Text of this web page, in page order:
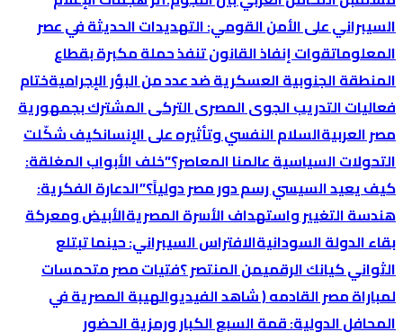
السيبراني على الأمن القومي: التهديدات الحديثة في عصر
المعلوماتقوات إنفاذ القانون تنفذ حملة مكبرة بقطاع
المنطقة الجنوبية العسكرية ضد عدد من البؤر الإجراميةختام
فعاليات التدريب الجوى المصرى التركى المشترك بجمهورية
مصر العربيةالسلام النفسي وتأثيره على الإنسانكيف شكّلت
التحولات السياسية عالمنا المعاصر؟​”خلف الأبواب المغلقة:
كيف يعيد السيسي رسم دور مصر دولياً؟”الدعارة الفكرية:
هندسة التغيير واستهداف الأسرة المصريةالأبيض ومعركة
بقاء الدولة السودانيةالافتراس السيبراني: حينما تبتلع
الثواني كيانك الرقميمن المنتصر ؟فتيات مصر متحمسات
لمباراة مصر القادمه ( شاهد الفيديوالهيبة المصرية في
المحافل الدولية: قمة السبع الكبار ورمزية الحضور